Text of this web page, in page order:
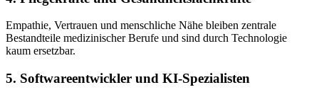
Empathie, Vertrauen und menschliche Nähe bleiben zentrale
Bestandteile medizinischer Berufe und sind durch Technologie
kaum ersetzbar.
5. Softwareentwickler und KI-Spezialisten